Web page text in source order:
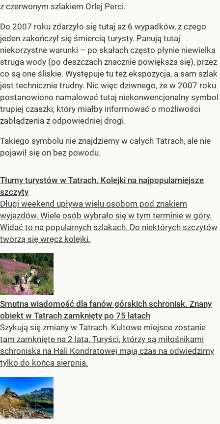
z czerwonym szlakiem Orlej Perci.
Do 2007 roku zdarzyło się tutaj aż 6 wypadków, z czego
jeden zakończył się śmiercią turysty. Panują tutaj
niekorzystne warunki – po skałach często płynie niewielka
struga wody (po deszczach znacznie powiększa się), przez
co są one śliskie. Występuje tu też ekspozycja, a sam szlak
jest technicznie trudny. Nic więc dziwnego, że w 2007 roku
postanowiono namalować tutaj niekonwencjonalny symbol
trupiej czaszki, który miałby informować o możliwości
zabłądzenia z odpowiedniej drogi.
Takiego symbolu nie znajdziemy w całych Tatrach, ale nie
pojawił się on bez powodu.
Tłumy turystów w Tatrach. Kolejki na najpopularniejsze
szczyty
Długi weekend upływa wielu osobom pod znakiem
wyjazdów. Wiele osób wybrało się w tym terminie w góry.
Widać to na popularnych szlakach. Do niektórych szczytów
tworzą się wręcz kolejki.
Smutna wiadomość dla fanów górskich schronisk. Znany
obiekt w Tatrach zamknięty po 75 latach
Szykują się zmiany w Tatrach. Kultowe miejsce zostanie
tam zamknięte na 2 lata. Turyści, którzy są miłośnikami
schroniska na Hali Kondratowej mają czas na odwiedzimy
tylko do końca sierpnia.